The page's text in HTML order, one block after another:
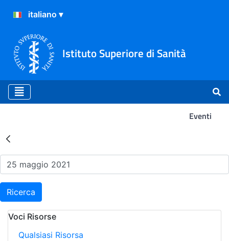
Istituto Superiore di Sanità
Eventi
Risultati della Ricerca -
Ricerca
Voci Risorse
Qualsiasi Risorsa